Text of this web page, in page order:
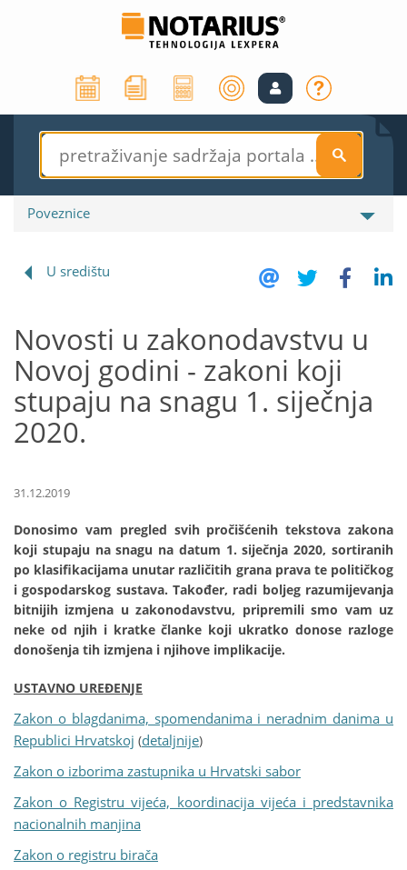
S
Poveznice
U središtu
Novosti u zakonodavstvu u
Novoj godini - zakoni koji
stupaju na snagu 1. siječnja
2020.
31.12.2019
Donosimo vam pregled svih pročišćenih tekstova zakona
koji stupaju na snagu na datum 1. siječnja 2020, sortiranih
po klasifikacijama unutar različitih grana prava te političkog
i gospodarskog sustava. Također, radi boljeg razumijevanja
bitnijih izmjena u zakonodavstvu, pripremili smo vam uz
neke od njih i kratke članke koji ukratko donose razloge
donošenja tih izmjena i njihove implikacije.
USTAVNO UREĐENJE
Zakon o blagdanima, spomendanima i neradnim danima u
Republici Hrvatskoj (detaljnije)
Zakon o izborima zastupnika u Hrvatski sabor
Zakon o Registru vijeća, koordinacija vijeća i predstavnika
nacionalnih manjina
Zakon o registru birača